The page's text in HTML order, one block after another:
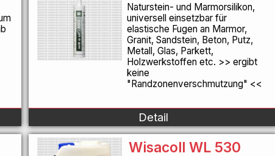
Naturstein- und Marmorsilikon,
universell einsetzbar für
elastische Fugen an Marmor,
Granit, Sandstein, Beton, Putz,
Metall, Glas, Parkett,
Holzwerkstoffen etc. >> ergibt
keine
"Randzonenverschmutzung" <<
Detail
Wisacoll WL 530